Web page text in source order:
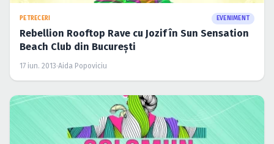
PETRECERI EVENIMENT
Rebellion Rooftop Rave cu Jozif în Sun Sensation
Beach Club din Bucureşti
17 iun. 2013·Aida Popoviciu